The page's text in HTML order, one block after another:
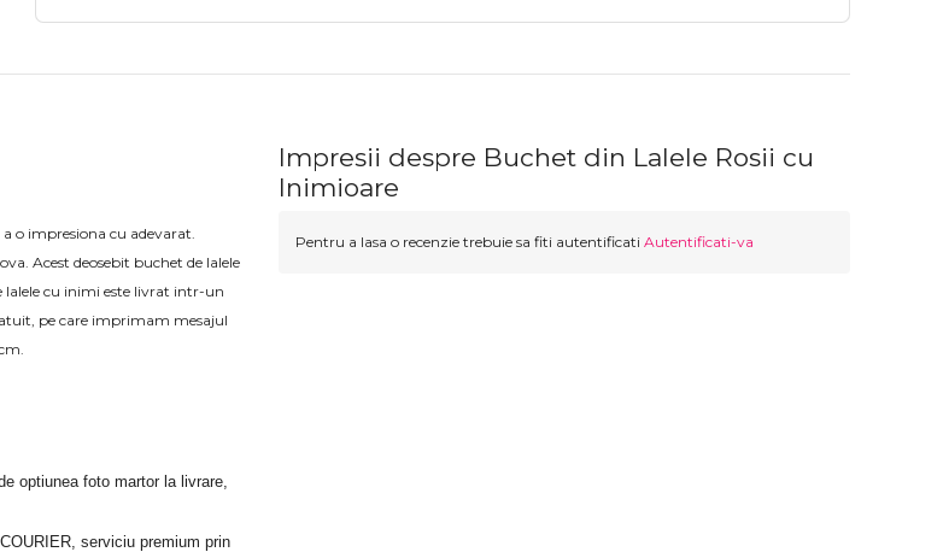
o impresiona cu adevarat.
Acest deosebit buchet de lalele
lalele cu inimi este livrat intr-un
pe care imprimam mesajul
optiunea foto martor la livrare,
serviciu premium prin
Impresii despre Buchet din Lalele Rosii cu
Inimioare
Pentru a lasa o recenzie trebuie sa fiti autentificati Autentificati-va